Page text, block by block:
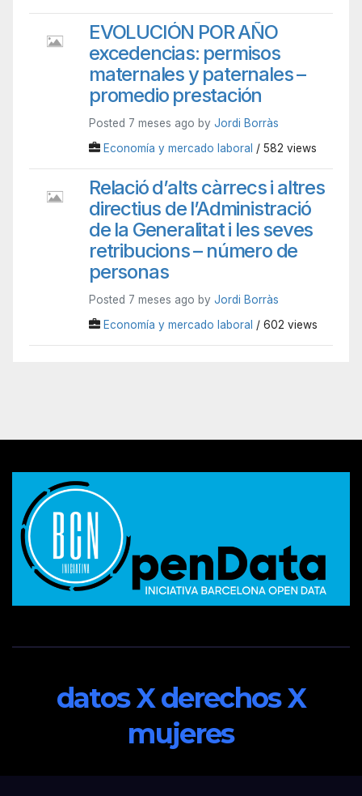
EVOLUCIÓN POR AÑO
excedencias: permisos
maternales y paternales –
promedio prestación
Posted 7 meses ago by Jordi Borràs
Economía y mercado laboral / 582 views
Relació d’alts càrrecs i altres
directius de l’Administració
de la Generalitat i les seves
retribucions – número de
personas
Posted 7 meses ago by Jordi Borràs
Economía y mercado laboral / 602 views
datos X derechos X
mujeres